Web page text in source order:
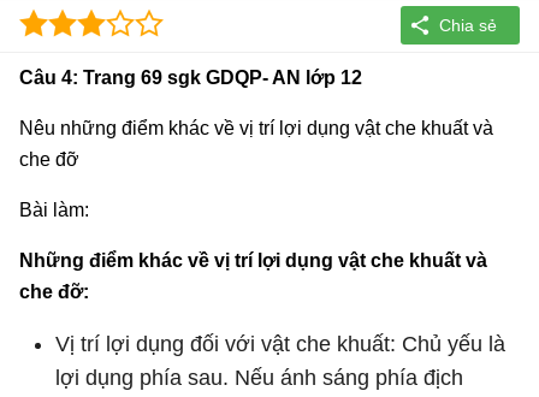
Câu 4: Trang 69 sgk GDQP- AN lớp 12
Nêu những điểm khác về vị trí lợi dụng vật che khuất và
che đỡ
Bài làm:
Những điểm khác về vị trí lợi dụng vật che khuất và
che đỡ:
Vị trí lợi dụng đối với vật che khuất: Chủ yếu là
lợi dụng phía sau. Nếu ánh sáng phía địch